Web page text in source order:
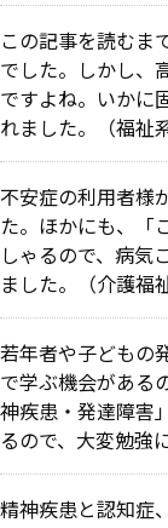
この記事を読むま
でした。しかし、
ですよね。いかに
れました。（福祉
不安症の利用者様
た。ほかにも、「
しゃるので、病気
ました。（介護福
若年者や子どもの
で学ぶ機会がある
神疾患・発達障害
るので、大変勉強
精神疾患と認知症